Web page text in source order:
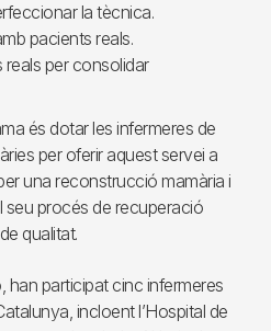
la tècnica.
pacients reals.
per consolidar
és dotar les infermeres de
per oferir aquest servei a
una reconstrucció mamària i
seu procés de recuperació
qualitat.
han participat cinc infermeres
incloent l’Hospital de